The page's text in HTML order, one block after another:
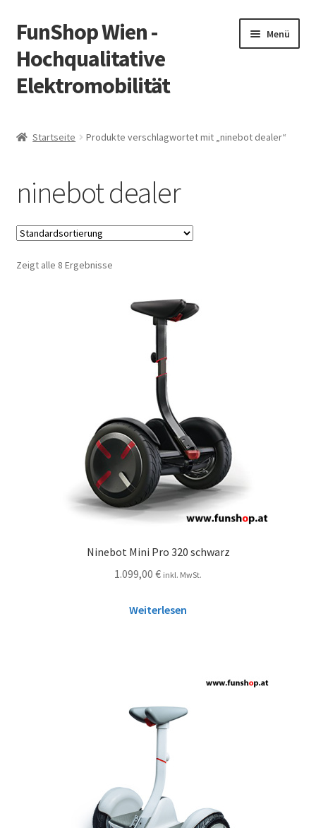
Zur
Navigation
springen
Zum
Inhalt
springen
FunShop Wien -
Hochqualitative
Elektromobilität
Menü
öffnen
Vorsicht Internetbetrug
Über FunShop
Impressum
Zum Onlineshop in der Web Version
Startseite Produkte verschlagwortet mit „ninebot dealer“
ninebot dealer
Zeigt alle 8 Ergebnisse
Ninebot Mini Pro 320 schwarz
1.099,00 € inkl. MwSt.
Weiterlesen